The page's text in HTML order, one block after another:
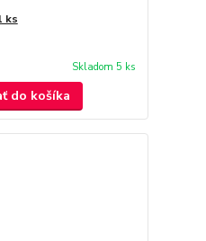
ks
Skladom 5 ks
do košíka